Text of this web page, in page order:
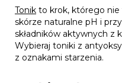
Tonik to krok, którego nie
skórze naturalne pH i
składników aktywnych z
Wybieraj toniki z
z oznakami starzenia.